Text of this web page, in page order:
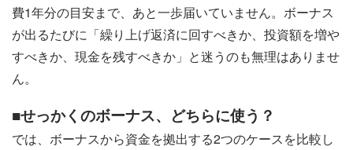
費1年分の目安まで、あと一歩届いていません。ボーナス
が出るたびに「繰り上げ返済に回すべきか、投資額を増や
すべきか、現金を残すべきか」と迷うのも無理はありませ
ん。
■せっかくのボーナス、どちらに使う？
では、ボーナスから資金を拠出する2つのケースを比較し